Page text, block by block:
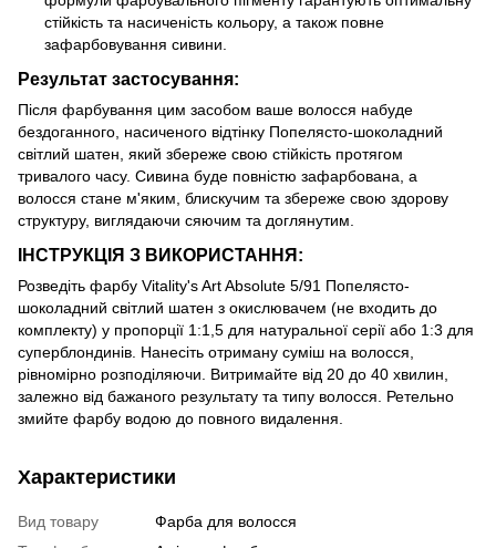
стійкість та насиченість кольору, а також повне
зафарбовування сивини.
Результат застосування:
Після фарбування цим засобом ваше волосся набуде
бездоганного, насиченого відтінку Попелясто-шоколадний
світлий шатен, який збереже свою стійкість протягом
тривалого часу. Сивина буде повністю зафарбована, а
волосся стане м'яким, блискучим та збереже свою здорову
структуру, виглядаючи сяючим та доглянутим.
ІНСТРУКЦІЯ З ВИКОРИСТАННЯ:
Розведіть фарбу Vitality's Art Absolute 5/91 Попелясто-
шоколадний світлий шатен з окислювачем (не входить до
комплекту) у пропорції 1:1,5 для натуральної серії або 1:3 для
суперблондинів. Нанесіть отриману суміш на волосся,
рівномірно розподіляючи. Витримайте від 20 до 40 хвилин,
залежно від бажаного результату та типу волосся. Ретельно
змийте фарбу водою до повного видалення.
Характеристики
Вид товару
Фарба для волосся